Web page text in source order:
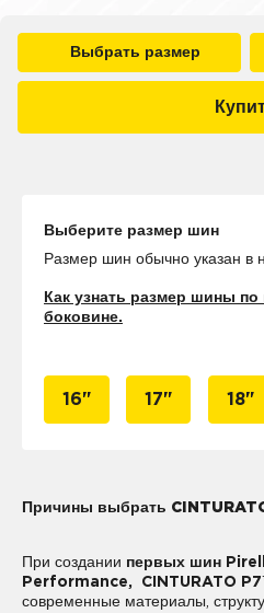
Выбрать размер
Выберите размер шин
Размер шин обычно указан в
Как узнать размер шины
боковине.
16" 17" 18"
Причины выбрать
При создании первых шин
Performance, CINTURATO
современные материалы,